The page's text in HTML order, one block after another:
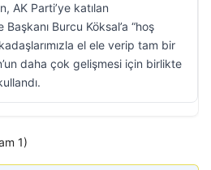
AK Parti’ye katılan
Burcu Köksal’a “hoş
el ele verip tam bir
daha çok gelişmesi için birlikte
1)